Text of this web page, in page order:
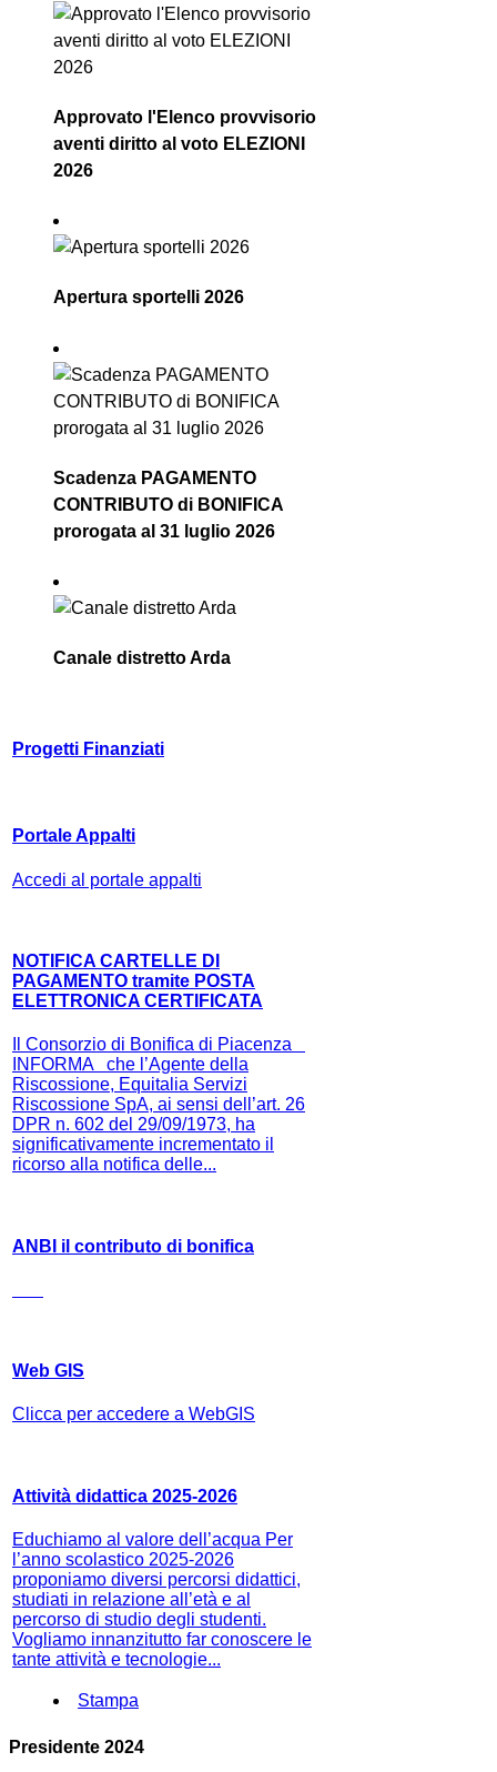
Approvato l'Elenco provvisorio
aventi diritto al voto ELEZIONI
2026
Apertura sportelli 2026
Scadenza PAGAMENTO
CONTRIBUTO di BONIFICA
prorogata al 31 luglio 2026
Canale distretto Arda
Progetti Finanziati
Portale Appalti
Accedi al portale appalti
NOTIFICA CARTELLE DI
PAGAMENTO tramite POSTA
ELETTRONICA CERTIFICATA
Il Consorzio di Bonifica di Piacenza
INFORMA che l’Agente della
Riscossione, Equitalia Servizi
Riscossione SpA, ai sensi dell’art. 26
DPR n. 602 del 29/09/1973, ha
significativamente incrementato il
ricorso alla notifica delle...
ANBI il contributo di bonifica
Web GIS
Clicca per accedere a WebGIS
Attività didattica 2025-2026
Educhiamo al valore dell’acqua Per
l’anno scolastico 2025-2026
proponiamo diversi percorsi didattici,
studiati in relazione all’età e al
percorso di studio degli studenti.
Vogliamo innanzitutto far conoscere le
tante attività e tecnologie...
Stampa
Presidente 2024